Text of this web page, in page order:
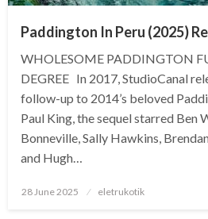
Paddington In Peru (2025)
WHOLESOME PADDINGTON
DEGREE In 2017, StudioCanal
follow-up to 2014’s beloved
Paul King, the sequel starred Ben
Bonneville, Sally Hawkins,
and Hugh…
Posted
28 June 2025 eletrukotik